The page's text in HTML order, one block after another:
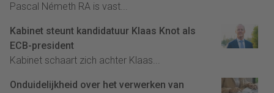
Pascal Németh RA is vast...
Kabinet steunt kandidatuur Klaas Knot als
ECB-president
Kabinet schaart zich achter Klaas...
Onduidelijkheid over het verwerken van